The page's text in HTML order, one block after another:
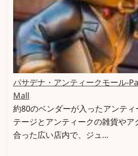
パサデナ・アンティークモール-
Mall
約80のベンダーが入ったアンテ
テージとアンティークの雑貨や
合った広い店内で、ジュ…